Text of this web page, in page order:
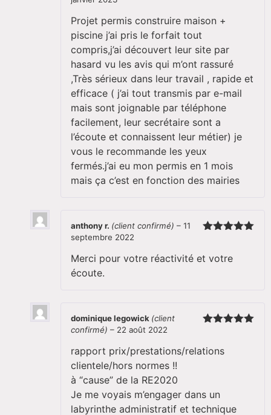
dominique legowick (client
confirmé) – 22 août 2022
rapport prix/prestations/relations
clientele/hors normes !!
à “cause” de la RE2020
Je me voyais m’engager dans un
labyrinthe administratif et technique
anthony r. (client confirmé) – 11
septembre 2022
Merci pour votre réactivité et votre
écoute.
Projet permis construire maison +
piscine j’ai pris le forfait tout
compris,j’ai découvert leur site par
hasard vu les avis qui m’ont rassuré
,Très sérieux dans leur travail , rapide et
efficace ( j’ai tout transmis par e-mail
mais sont joignable par téléphone
facilement, leur secrétaire sont a
l’écoute et connaissent leur métier) je
vous le recommande les yeux
fermés.j’ai eu mon permis en 1 mois
mais ça c’est en fonction des mairies